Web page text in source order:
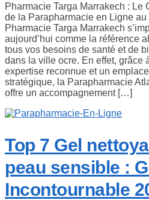
Pharmacie Targa Marrakech : Le
de la Parapharmacie en Ligne au
Pharmacie Targa Marrakech
aujourd’hui comme la référence
tous vos besoins de santé et de
dans la ville ocre. En effet, grâce
expertise reconnue et un
stratégique, la Parapharmacie
offre un accompagnement […]
Top 7 Gel
peau sensible :
Incontournable